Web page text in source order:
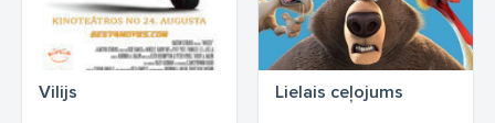
Vilijs Lielais ceļojums